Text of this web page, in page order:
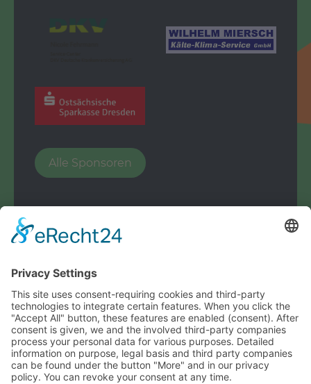
Alle Sponsoren
© Handballspielverein Dresden e.V.
powered by
Handballspielverein Dresden e.V.
Berggartenstraße 30
01277 Dresden
E-Mail:kontakt@hsvdresden.de